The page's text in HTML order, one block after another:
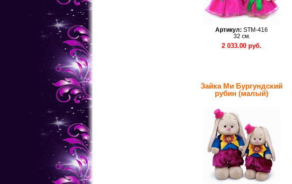
Артикул: STM-416
32 см.
2 033.00 руб.
Зайка Ми Бургундский
рубин (малый)